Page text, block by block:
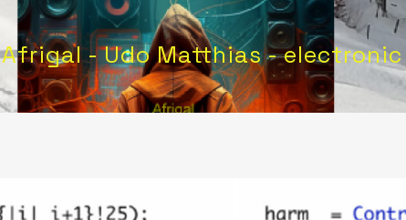
Afrigal - Udo Matthias - electronic